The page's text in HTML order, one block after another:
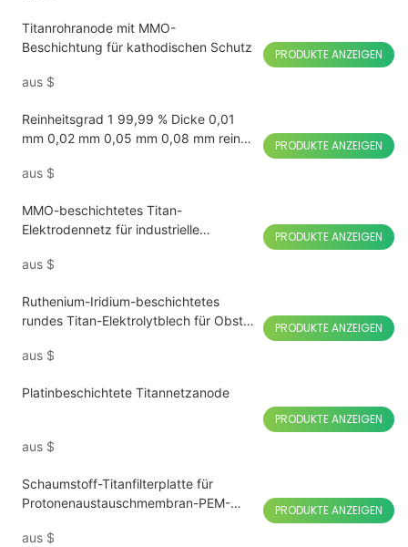
Titanrohranode mit MMO-
Beschichtung für kathodischen Schutz
aus $
PRODUKTE ANZEIGEN
Reinheitsgrad 1 99,99 % Dicke 0,01
mm 0,02 mm 0,05 mm 0,08 mm reine
aus $
PRODUKTE ANZEIGEN
MMO-beschichtetes Titan-
Elektrodennetz für industrielle
aus $
PRODUKTE ANZEIGEN
Ruthenium-Iridium-beschichtetes
rundes Titan-Elektrolytblech für Obst-
aus $
PRODUKTE ANZEIGEN
Platinbeschichtete Titannetzanode
aus $
PRODUKTE ANZEIGEN
Schaumstoff-Titanfilterplatte für
Protonenaustauschmembran-PEM-
aus $
PRODUKTE ANZEIGEN